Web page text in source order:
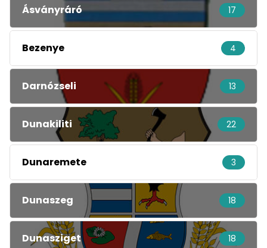
Ásványráró 17
Bezenye 4
Darnózseli 13
Dunakiliti 22
Dunaremete 3
Dunaszeg 18
Dunasziget 18